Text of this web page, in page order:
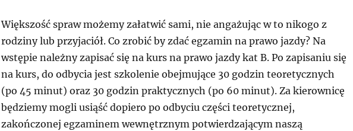
Większość spraw możemy załatwić sami, nie angażując w to nikogo z
rodziny lub przyjaciół. Co zrobić by zdać egzamin na prawo jazdy? Na
wstępie należny zapisać się na kurs na prawo jazdy kat B. Po zapisaniu się
na kurs, do odbycia jest szkolenie obejmujące 30 godzin teoretycznych
(po 45 minut) oraz 30 godzin praktycznych (po 60 minut). Za kierownicę
będziemy mogli usiąść dopiero po odbyciu części teoretycznej,
zakończonej egzaminem wewnętrznym potwierdzającym naszą